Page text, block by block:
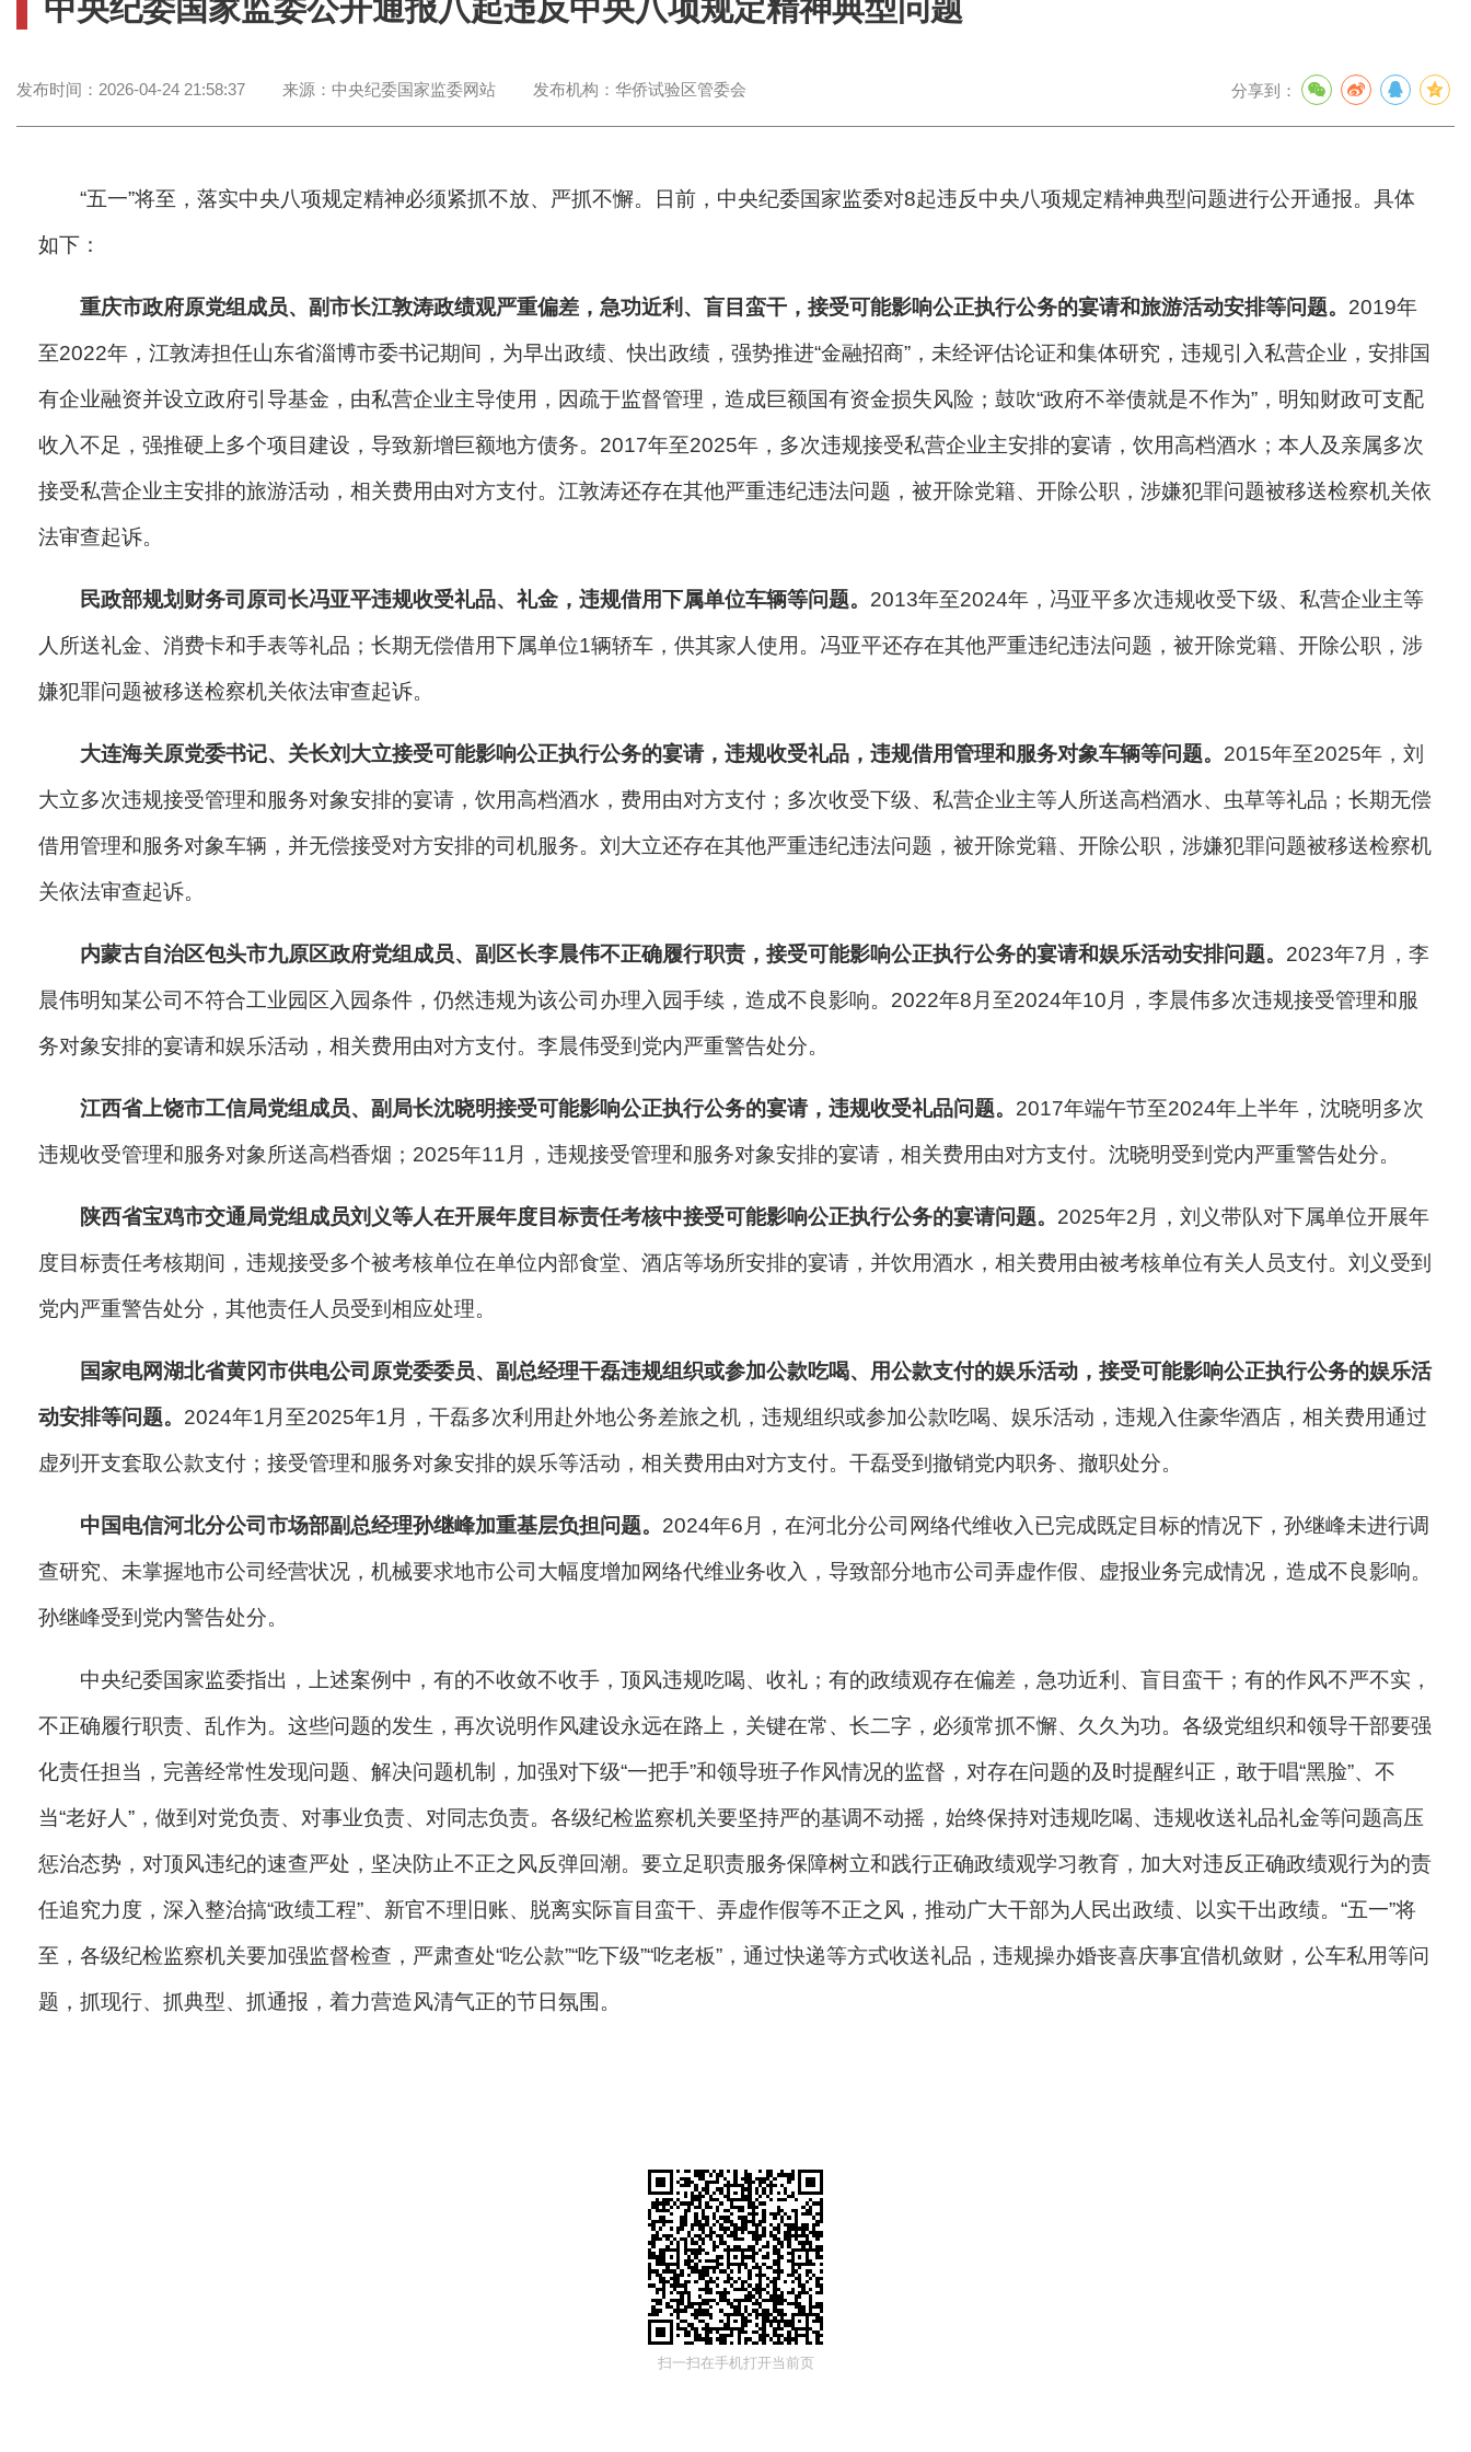
中央纪委国家监委公开通报八起违反中央八项规定精神典型问题
发布时间： 2026-04-24 21:58:37 来源： 中央纪委国家监委网站 发布机构： 华侨试验区管委会 分享到：
“五一”将至，落实中央八项规定精神必须紧抓不放、严抓不懈。日前，中央纪委国家监委对8起违反中央八项规定精神典型问题进行公开通报。具体
如下：
重庆市政府原党组成员、副市长江敦涛政绩观严重偏差，急功近利、盲目蛮干，接受可能影响公正执行公务的宴请和旅游活动安排等问题。 2019年
至2022年，江敦涛担任山东省淄博市委书记期间，为早出政绩、快出政绩，强势推进“金融招商”，未经评估论证和集体研究，违规引入私营企业，安排国
有企业融资并设立政府引导基金，由私营企业主导使用，因疏于监督管理，造成巨额国有资金损失风险；鼓吹“政府不举债就是不作为”，明知财政可支配
收入不足，强推硬上多个项目建设，导致新增巨额地方债务。2017年至2025年，多次违规接受私营企业主安排的宴请，饮用高档酒水；本人及亲属多次
接受私营企业主安排的旅游活动，相关费用由对方支付。江敦涛还存在其他严重违纪违法问题，被开除党籍、开除公职，涉嫌犯罪问题被移送检察机关依
法审查起诉。
民政部规划财务司原司长冯亚平违规收受礼品、礼金，违规借用下属单位车辆等问题。 2013年至2024年，冯亚平多次违规收受下级、私营企业主等
人所送礼金、消费卡和手表等礼品；长期无偿借用下属单位1辆轿车，供其家人使用。冯亚平还存在其他严重违纪违法问题，被开除党籍、开除公职，涉
嫌犯罪问题被移送检察机关依法审查起诉。
大连海关原党委书记、关长刘大立接受可能影响公正执行公务的宴请，违规收受礼品，违规借用管理和服务对象车辆等问题。 2015年至2025年，刘
大立多次违规接受管理和服务对象安排的宴请，饮用高档酒水，费用由对方支付；多次收受下级、私营企业主等人所送高档酒水、虫草等礼品；长期无偿
借用管理和服务对象车辆，并无偿接受对方安排的司机服务。刘大立还存在其他严重违纪违法问题，被开除党籍、开除公职，涉嫌犯罪问题被移送检察机
关依法审查起诉。
内蒙古自治区包头市九原区政府党组成员、副区长李晨伟不正确履行职责，接受可能影响公正执行公务的宴请和娱乐活动安排问题。 2023年7月，李
晨伟明知某公司不符合工业园区入园条件，仍然违规为该公司办理入园手续，造成不良影响。2022年8月至2024年10月，李晨伟多次违规接受管理和服
务对象安排的宴请和娱乐活动，相关费用由对方支付。李晨伟受到党内严重警告处分。
江西省上饶市工信局党组成员、副局长沈晓明接受可能影响公正执行公务的宴请，违规收受礼品问题。 2017年端午节至2024年上半年，沈晓明多次
违规收受管理和服务对象所送高档香烟；2025年11月，违规接受管理和服务对象安排的宴请，相关费用由对方支付。沈晓明受到党内严重警告处分。
陕西省宝鸡市交通局党组成员刘义等人在开展年度目标责任考核中接受可能影响公正执行公务的宴请问题。 2025年2月，刘义带队对下属单位开展年
度目标责任考核期间，违规接受多个被考核单位在单位内部食堂、酒店等场所安排的宴请，并饮用酒水 ， 相关费用由被考核单位有关人员支付。刘义受到
党内严重警告处分，其他责任人员受到相应处理。
国家电网湖北省黄冈市供电公司原党委委员、副总经理干磊违规组织或参加公款吃喝、用公款支付的娱乐活动，接受可能影响公正执行公务的娱乐活
动安排等问题。 2024年1月至2025年1月，干磊多次利用赴外地公务差旅之机，违规组织或参加公款吃喝、娱乐活动，违规入住豪华酒店，相关费用通过
虚列开支套取公款支付；接受管理和服务对象安排的娱乐等活动，相关费用由对方支付。干磊受到撤销党内职务、撤职处分。
中国电信河北分公司市场部副总经理孙继峰加重基层负担问题。 2024年6月，在河北分公司网络代维收入已完成既定目标的情况下，孙继峰未进行调
查研究、未掌握地市公司经营状况，机械要求地市公司大幅度增加网络代维业务收入，导致部分地市公司弄虚作假、虚报业务完成情况，造成不良影响。
孙继峰受到党内警告处分。
中央纪委国家监委指出，上述案例中，有的不收敛不收手，顶风违规吃喝、收礼；有的政绩观存在偏差，急功近利、盲目蛮干；有的作风不严不实，
不正确履行职责、乱作为。这些问题的发生，再次说明作风建设永远在路上，关键在常、长二字，必须常抓不懈、久久为功。 各级党组织和领导干部要强
化责任担当，完善经常性发现问题、解决问题机制，加强对下级“一把手”和领导班子作风情况的监督，对存在问题的及时提醒纠正，敢于唱“黑脸”、不
当“老好人”，做到对党负责、对事业负责、对同志负责。各级纪检监察机关要坚持严的基调不动摇，始终保持对违规吃喝、违规收送礼品礼金等问题高压
惩治态势，对顶风违纪的速查严处，坚决防止不正之风反弹回潮。要立足职责服务保障树立和践行正确政绩观学习教育，加大对违反正确政绩观行为的责
任追究力度，深入整治搞“政绩工程”、新官不理旧账、脱离实际盲目蛮干、弄虚作假等不正之风，推动广大干部为人民出政绩、以实干出政绩。“五一”将
至， 各级纪检监察机关要加强监督检查，严肃查处“吃公款”“吃下级”“吃老板”，通过快递等方式收送礼品，违规操办婚丧喜庆事宜借机敛财，公车私用等问
题，抓现行、抓典型、抓通报，着力营造风清气正的节日氛围。
扫一扫在手机打开当前页